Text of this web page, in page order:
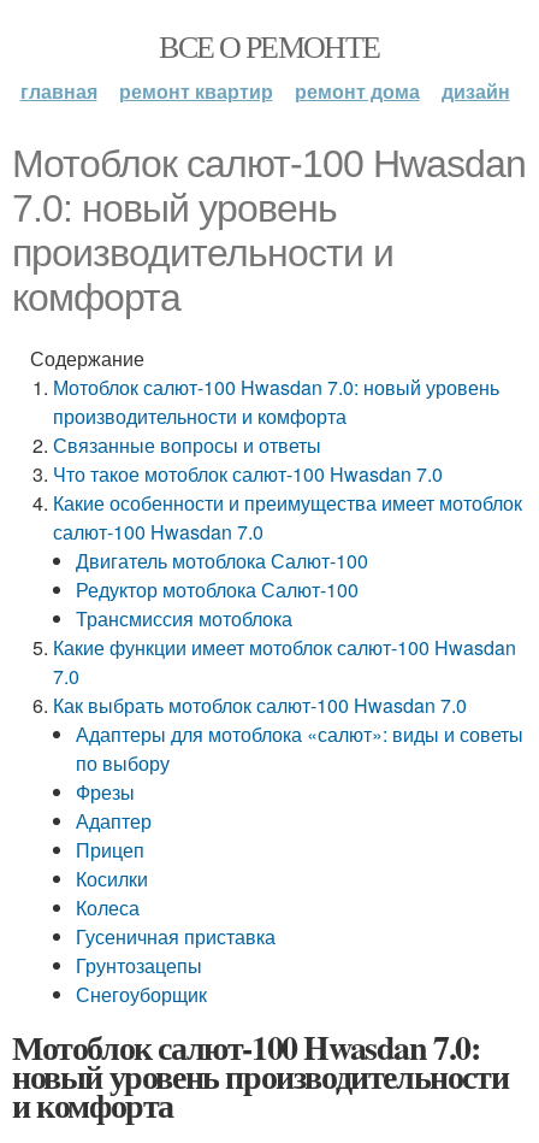
ВСЕ О РЕМОНТЕ
главная ремонт квартир ремонт дома дизайн
Мотоблок салют-100 Hwasdan
7.0: новый уровень
производительности и
комфорта
Содержание
Мотоблок салют-100 Hwasdan 7.0: новый уровень
производительности и комфорта
Связанные вопросы и ответы
Что такое мотоблок салют-100 Hwasdan 7.0
Какие особенности и преимущества имеет мотоблок
салют-100 Hwasdan 7.0
Двигатель мотоблока Салют-100
Редуктор мотоблока Салют-100
Трансмиссия мотоблока
Какие функции имеет мотоблок салют-100 Hwasdan
7.0
Как выбрать мотоблок салют-100 Hwasdan 7.0
Адаптеры для мотоблока «салют»: виды и советы
по выбору
Фрезы
Адаптер
Прицеп
Косилки
Колеса
Гусеничная приставка
Грунтозацепы
Снегоуборщик
Мотоблок салют-100 Hwasdan 7.0:
новый уровень производительности
и комфорта